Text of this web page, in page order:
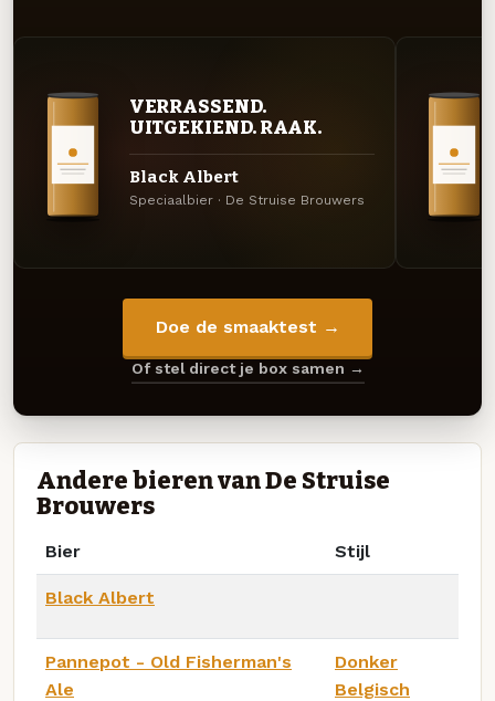
VERRASSEND.
UITGEKIEND. RAAK.
Black Albert
Speciaalbier · De Struise Brouwers
Doe de smaaktest →
Of stel direct je box samen →
Andere bieren van De Struise
Brouwers
Bier Stijl
Black Albert
Pannepot - Old Fisherman's
Ale
Donker
Belgisch